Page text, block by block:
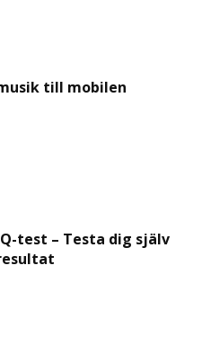
till mobilen
test – Testa dig själv